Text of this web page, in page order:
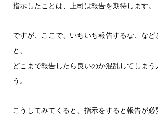
指示したことは、上司は報告を期待します。
ですが、ここで、いちいち報告するな、など
と、
どこまで報告したら良いのか混乱してしまう
う。
こうしてみてくると、指示をすると報告が必